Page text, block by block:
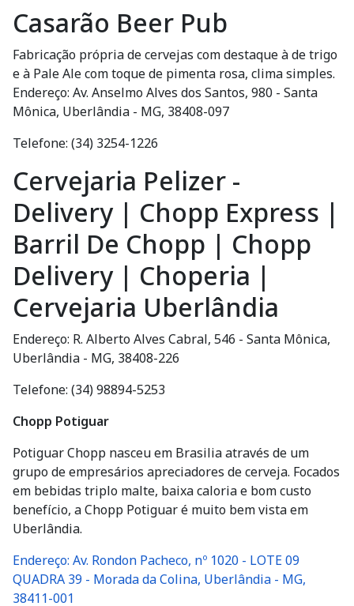
Casarão Beer Pub
Fabricação própria de cervejas com destaque à de trigo
e à Pale Ale com toque de pimenta rosa, clima simples.
Endereço: Av. Anselmo Alves dos Santos, 980 - Santa
Mônica, Uberlândia - MG, 38408-097
Telefone: (34) 3254-1226
Cervejaria Pelizer -
Delivery | Chopp Express |
Barril De Chopp | Chopp
Delivery | Choperia |
Cervejaria Uberlândia
Endereço: R. Alberto Alves Cabral, 546 - Santa Mônica,
Uberlândia - MG, 38408-226
Telefone: (34) 98894-5253
Chopp Potiguar
Potiguar Chopp nasceu em Brasilia através de um
grupo de empresários apreciadores de cerveja. Focados
em bebidas triplo malte, baixa caloria e bom custo
benefício, a Chopp Potiguaré muito bem vista em
Uberlândia.
Endereço: Av. Rondon Pacheco, nº 1020 - LOTE 09
QUADRA 39 - Morada da Colina, Uberlândia - MG,
38411-001